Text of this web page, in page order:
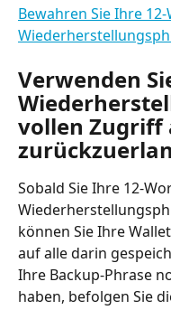
Bewahren Sie Ihre
Verwenden
vollen Zugriff
Sobald Sie Ihre 12-
können Sie Ihre
auf alle darin
Ihre Backup-Phrase
haben, befolgen Sie